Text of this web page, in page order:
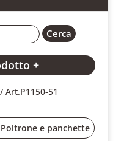
+
/ Art.P1150-51
Poltrone e panchette